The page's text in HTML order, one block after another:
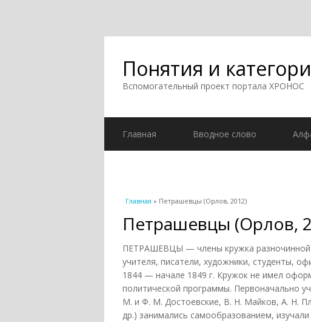
Понятия и
Вспомогательный проект портала ХРОНОС
Главная Вводное слово
Вы здесь
Главная » Петрашевцы (Орлов, 2012)
Петрашевцы (Орлов,
ПЕТРАШЕВЦЫ — члены кружка разночинной
учителя, писатели, художники, студенты,
1844 — начале 1849 г. Кружок не имел
политической программы. Первоначально
М. и Ф. М. Достоевские, В. Н. Майков, А. Н.
др.) занимались самообразованием,